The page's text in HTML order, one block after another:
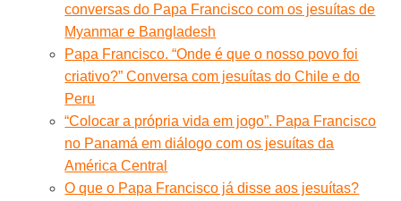
conversas do Papa Francisco com os jesuítas de
Myanmar e Bangladesh
Papa Francisco. “Onde é que o nosso povo foi
criativo?” Conversa com jesuítas do Chile e do
Peru
“Colocar a própria vida em jogo”. Papa Francisco
no Panamá em diálogo com os jesuítas da
América Central
O que o Papa Francisco já disse aos jesuítas?